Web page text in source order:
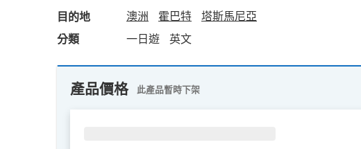
目的地
澳洲 霍巴特
塔斯馬尼亞
分類
一日遊 英文
產品價格 此產品暫時下架